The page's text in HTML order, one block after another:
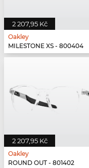
2 207,95 Kč
Oakley
MILESTONE XS - 800404
2 207,95 Kč
Oakley
ROUND OUT - 801402